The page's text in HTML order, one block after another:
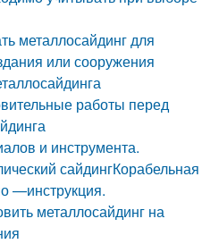
металлосайдинг для
или сооружения
работы перед
и инструмента.
сайдингКорабельная
—инструкция.
металлосайдинг на